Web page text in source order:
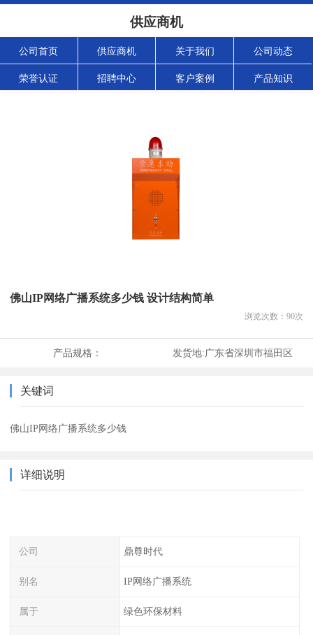
供应商机
公司首页 供应商机 关于我们 公司动态
荣誉认证 招聘中心 客户案例 产品知识
佛山IP网络广播系统多少钱 设计结构简单
浏览次数： 90次
产品规格： 发货地:广东省深圳市福田区
关键词
佛山IP网络广播系统多少钱
详细说明
公司 鼎尊时代
别名 IP网络广播系统
属于 绿色环保材料